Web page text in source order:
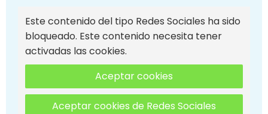
Este contenido del tipo Redes Sociales ha sido
bloqueado. Este contenido necesita tener
activadas las cookies.
Aceptar cookies
Aceptar cookies de Redes Sociales